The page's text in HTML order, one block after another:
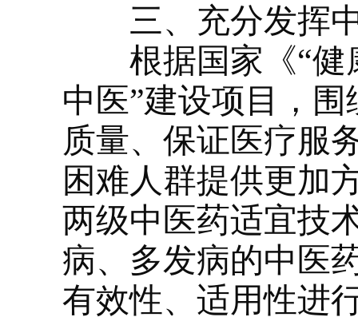
三、充分发挥
根据国家《“健康
中医”建设项目，
质量、保证医疗服
困难人群提供更加
两级中医药适宜技
病、多发病的中医
有效性、适用性进